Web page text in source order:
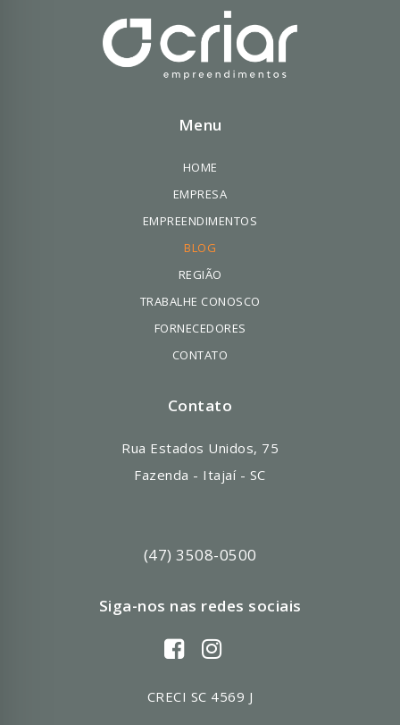
Menu
HOME
EMPRESA
EMPREENDIMENTOS
BLOG
REGIÃO
TRABALHE CONOSCO
FORNECEDORES
CONTATO
Contato
Rua Estados Unidos, 75
Fazenda - Itajaí - SC
(47) 3508-0500
Siga-nos nas redes sociais
CRECI SC 4569 J